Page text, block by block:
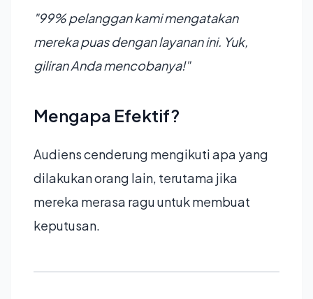
"99% pelanggan kami mengatakan
mereka puas dengan layanan ini. Yuk,
giliran Anda mencobanya!"
Mengapa Efektif?
Audiens cenderung mengikuti apa yang
dilakukan orang lain, terutama jika
mereka merasa ragu untuk membuat
keputusan.